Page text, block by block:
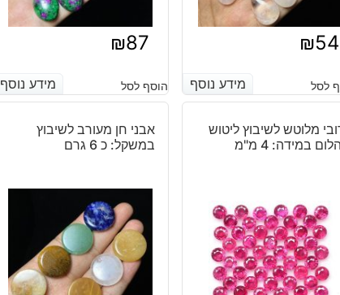
₪54
מידע נוסף לסל מידע נוסף
₪87
מידע נוסף הוסף לסל מידע נוסף
מלוטש לשיבוץ ליטוש
במידה: 4 מ"מ
אבני חן מעורב לשיבוץ
במשקל: כ 6 גרם